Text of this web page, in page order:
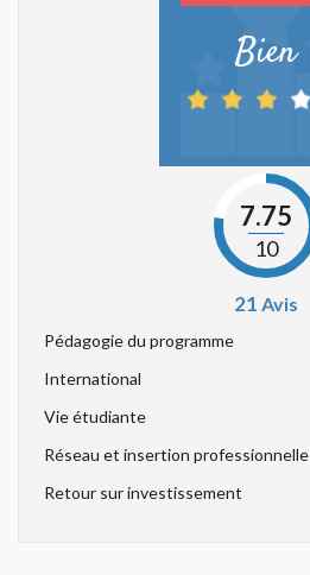
Bien
7.75
10
21 Avis
Pédagogie du programme
International
Vie étudiante
Réseau et insertion professionnelle
Retour sur investissement